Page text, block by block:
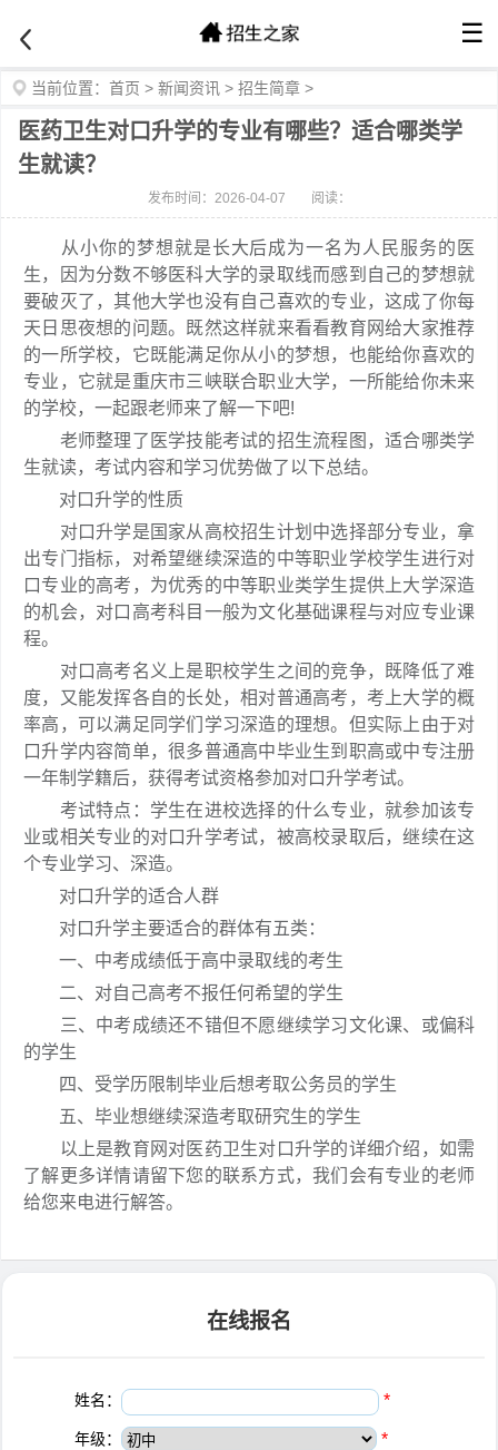
☰
当前位置： 首页 > 新闻资讯 > 招生简章 >
医药卫生对口升学的专业有哪些？适合哪类学
生就读？
发布时间：2026-04-07 阅读：
从小你的梦想就是长大后成为一名为人民服务的医
生，因为分数不够医科大学的录取线而感到自己的梦想就
要破灭了，其他大学也没有自己喜欢的专业，这成了你每
天日思夜想的问题。既然这样就来看看教育网给大家推荐
的一所学校，它既能满足你从小的梦想，也能给你喜欢的
专业，它就是重庆市三峡联合职业大学，一所能给你未来
的学校，一起跟老师来了解一下吧!
老师整理了医学技能考试的招生流程图，适合哪类学
生就读，考试内容和学习优势做了以下总结。
对口升学的性质
对口升学是国家从高校招生计划中选择部分专业，拿
出专门指标，对希望继续深造的中等职业学校学生进行对
口专业的高考，为优秀的中等职业类学生提供上大学深造
的机会，对口高考科目一般为文化基础课程与对应专业课
程。
对口高考名义上是职校学生之间的竞争，既降低了难
度，又能发挥各自的长处，相对普通高考，考上大学的概
率高，可以满足同学们学习深造的理想。但实际上由于对
口升学内容简单，很多普通高中毕业生到职高或中专注册
一年制学籍后，获得考试资格参加对口升学考试。
考试特点：学生在进校选择的什么专业，就参加该专
业或相关专业的对口升学考试，被高校录取后，继续在这
个专业学习、深造。
对口升学的适合人群
对口升学主要适合的群体有五类：
一、中考成绩低于高中录取线的考生
二、对自己高考不报任何希望的学生
三、中考成绩还不错但不愿继续学习文化课、或偏科
的学生
四、受学历限制毕业后想考取公务员的学生
五、毕业想继续深造考取研究生的学生
以上是教育网对医药卫生对口升学的详细介绍，如需
了解更多详情请留下您的联系方式，我们会有专业的老师
给您来电进行解答。
在线报名
姓名： *
年级： *